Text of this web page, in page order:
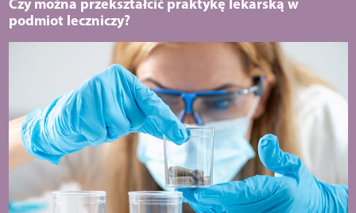
Czy można przekształcić praktykę lekarską w
podmiot leczniczy?